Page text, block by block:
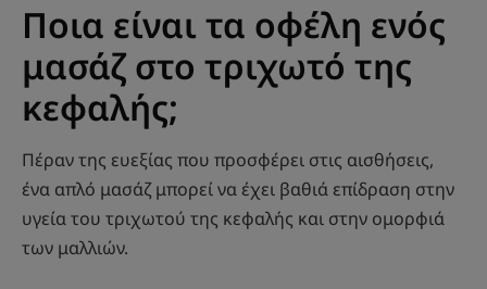
Ποια είναι τα οφέλη ενός
μασάζ στο τριχωτό της
κεφαλής;
Πέραν της ευεξίας που προσφέρει στις αισθήσεις,
ένα απλό μασάζ μπορεί να έχει βαθιά επίδραση στην
υγεία του τριχωτού της κεφαλής και στην ομορφιά
των μαλλιών.